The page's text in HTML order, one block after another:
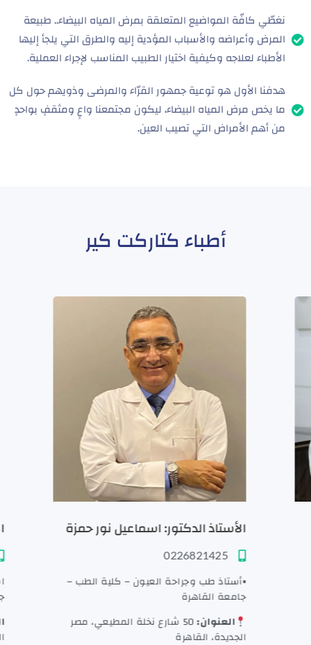
نغطّي كافّة المواضيع المتعلقة بمرض المياه البيضاء.. طبيعة
المرض وأعراضه والأسباب المؤدية إليه والطرق التي يلجأ إليها
الأطباء لعلاجه وكيفية اختيار الطبيب المناسب لإجراء العملية.
هدفنا الأول هو توعية جمهور القرّاء والمرضى وذويهم حول كل
ما يخص مرض المياه البيضاء، ليكون مجتمعنا واعٍ ومثقفٍ بواحدٍ
من أهم الأمراض التي تصيب العين.
أطباء كتاركت كير
الأستاذ الدكتور: اسماعيل نور حمزة
0226821425
▪أستاذ طب وجراحة العيون – كلية الطب –
جامعة القاهرة
العنوان:
50 شارع نخلة المطيعي، مصر
الجديدة، القاهرة